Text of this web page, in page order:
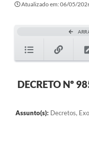
Atualizado em: 06/05/
DECRETO Nº
Assunto(s): Decretos,